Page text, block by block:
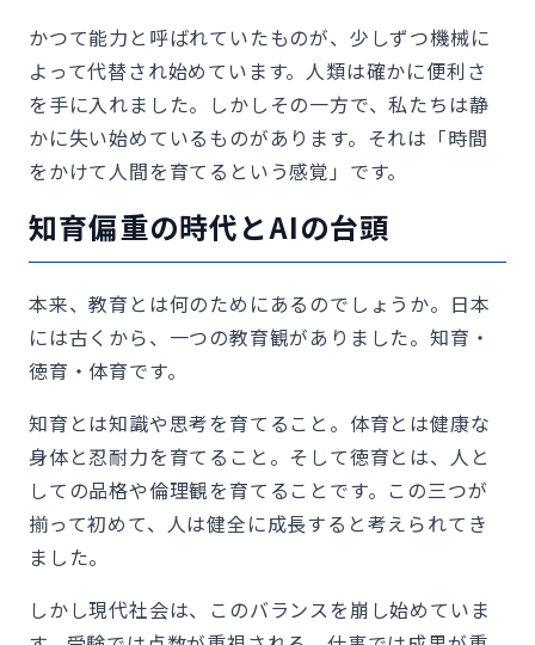
かつて能力と呼ばれていたものが、少しずつ機械に
よって代替され始めています。人類は確かに便利さ
を手に入れました。しかしその一方で、私たちは静
かに失い始めているものがあります。それは「時間
をかけて人間を育てるという感覚」です。
知育偏重の時代とAIの台頭
本来、教育とは何のためにあるのでしょうか。日本
には古くから、一つの教育観がありました。知育・
徳育・体育です。
知育とは知識や思考を育てること。体育とは健康な
身体と忍耐力を育てること。そして徳育とは、人と
しての品格や倫理観を育てることです。この三つが
揃って初めて、人は健全に成長すると考えられてき
ました。
しかし現代社会は、このバランスを崩し始めていま